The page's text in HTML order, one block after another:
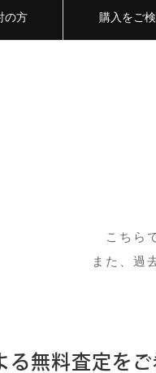
の方 購入をご
こちら
また、過
る無料査定を